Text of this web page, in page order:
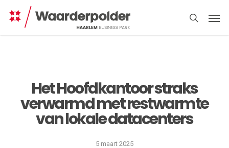
search
Het Hoofdkantoor straks
verwarmd met restwarmte
van lokale datacenters
5 maart 2025
Direct
regelen